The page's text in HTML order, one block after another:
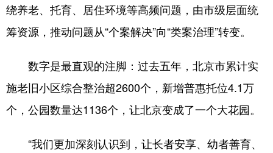
绕养老、托育、居住环境等高频问题，由市级层面统
筹资源，推动问题从“个案解决”向“类案治理”转变。
数字是最直观的注脚：过去五年，北京市累计实
施老旧小区综合整治超2600个，新增普惠托位4.1万
个，公园数量达1136个，让北京变成了一个大花园。
“我们更加深刻认识到，让长者安享、幼者善育、